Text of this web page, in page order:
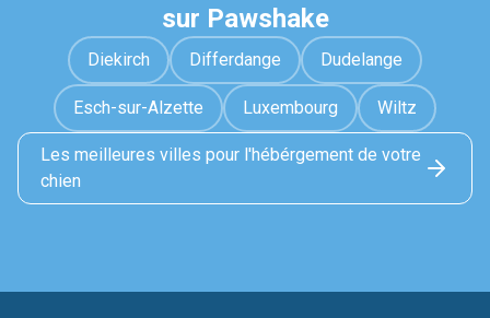
sur Pawshake
Diekirch Differdange Dudelange
Esch-sur-Alzette Luxembourg Wiltz
Les meilleures villes pour l'hébérgement de votre
chien